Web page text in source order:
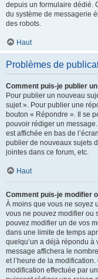
depuis un formulaire dédié.
du système de messagerie
des robots.
Haut
Problèmes de
Comment puis-je publier
Pour publier un nouveau
sujet ». Pour publier une
bouton « Répondre ». Il se
pouvoir rédiger un
est affichée en bas de
publier de nouveaux sujets
jointes dans ce forum, etc.
Haut
Comment puis-je modifier
À moins que vous ne soyez
vous ne pouvez modifier ou
pouvez modifier un de vos
dans une limite de temps
quelqu’un a déjà répondu à
message affichera le
et l’heure de la modification.
modification effectuée par